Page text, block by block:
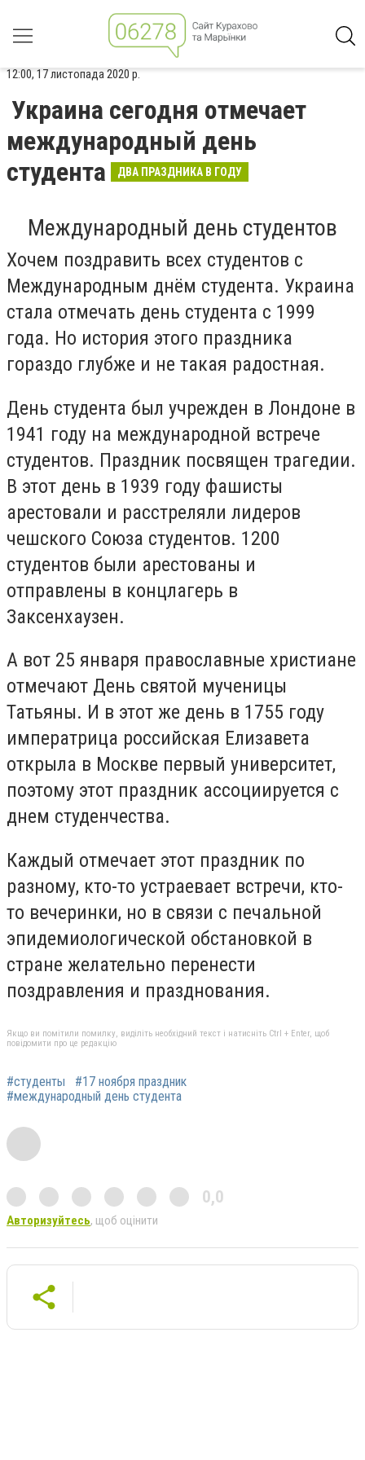
12:00, 17 листопада 2020 р.
Украина сегодня отмечает
международный день
студента
ДВА ПРАЗДНИКА В ГОДУ
Международный день студентов
Хочем поздравить всех студентов с
Международным днём студента. Украина
стала отмечать день студента с 1999
года. Но история этого праздника
гораздо глубже и не такая радостная.
День студента был учрежден в Лондоне в
1941 году на международной встрече
студентов. Праздник посвящен трагедии.
В этот день в 1939 году фашисты
арестовали и расстреляли лидеров
чешского Союза студентов. 1200
студентов были арестованы и
отправлены в концлагерь в
Заксенхаузен.
А вот 25 января православные христиане
отмечают День святой мученицы
Татьяны. И в этот же день в 1755 году
императрица российская Елизавета
открыла в Москве первый университет,
поэтому этот праздник ассоциируется с
днем студенчества.
Каждый отмечает этот праздник по
разному, кто-то устраевает встречи, кто-
то вечеринки, но в связи с печальной
эпидемиологической обстановкой в
стране желательно перенести
поздравления и празднования.
Якщо ви помітили помилку, виділіть необхідний текст і натисніть Ctrl + Enter, щоб
повідомити про це редакцію
#студенты
#17 ноября праздник
#международный день студента
0,0
Авторизуйтесь, щоб оцінити